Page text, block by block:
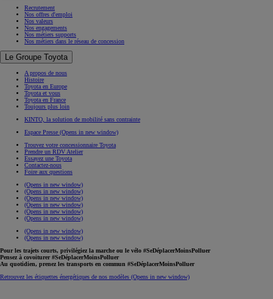
Recrutement
Nos offres d'emploi
Nos valeurs
Nos engagements
Nos métiers supports
Nos métiers dans le réseau de concession
Le Groupe Toyota
A propos de nous
Histoire
Toyota en Europe
Toyota et vous
Toyota en France
Toujours plus loin
KINTO, la solution de mobilité sans contrainte
Espace Presse (Opens in new window)
Trouvez votre concessionnaire Toyota
Prendre un RDV Atelier
Essayez une Toyota
Contactez-nous
Foire aux questions
(Opens in new window)
(Opens in new window)
(Opens in new window)
(Opens in new window)
(Opens in new window)
(Opens in new window)
(Opens in new window)
(Opens in new window)
Pour les trajets courts, privilégiez la marche ou le vélo #SeDéplacerMoinsPolluer
Pensez à covoiturer #SeDéplacerMoinsPolluer
Au quotidien, prenez les transports en commun #SeDéplacerMoinsPolluer
Retrouvez les étiquettes énergétiques de nos modèles (Opens in new window)